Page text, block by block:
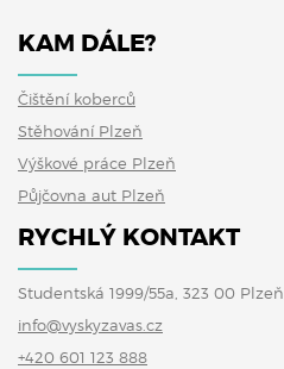
KAM DÁLE?
Čištění koberců
Stěhování Plzeň
Výškové práce Plzeň
Půjčovna aut Plzeň
RYCHLÝ KONTAKT
Studentská 1999/55a, 323 00 Plzeň
info@vyskyzavas.cz
+420 601 123 888